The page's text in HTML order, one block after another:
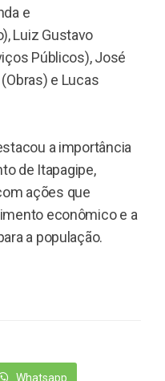
e
Luiz Gustavo
Públicos), José
e Lucas
a importância
de Itapagipe,
ações que
econômico e a
a população.
Whatsapp